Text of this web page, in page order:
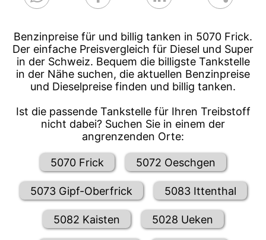
Benzinpreise für und billig tanken in 5070 Frick.
Der einfache Preisvergleich für Diesel und Super
in der Schweiz. Bequem die billigste Tankstelle
in der Nähe suchen, die aktuellen Benzinpreise
und Dieselpreise finden und billig tanken.
Ist die passende Tankstelle für Ihren Treibstoff
nicht dabei? Suchen Sie in einem der
angrenzenden Orte:
5070 Frick 5072 Oeschgen
5073 Gipf-Oberfrick 5083 Ittenthal
5082 Kaisten 5028 Ueken